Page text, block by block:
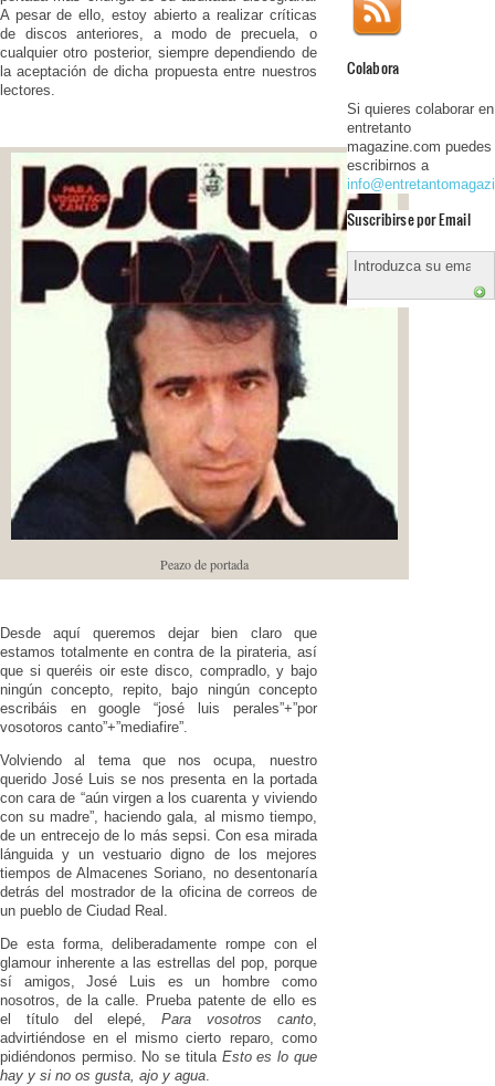
A pesar de ello, estoy abierto a realizar críticas
de discos anteriores, a modo de precuela, o
cualquier otro posterior, siempre dependiendo de
la aceptación de dicha propuesta entre nuestros
lectores.
Peazo de portada
Desde aquí queremos dejar bien claro que
estamos totalmente en contra de la pirateria, así
que si queréis oir este disco, compradlo, y bajo
ningún concepto, repito, bajo ningún concepto
escribáis en google “josé luis perales”+”por
vosotoros canto”+”mediafire”.
Volviendo al tema que nos ocupa, nuestro
querido José Luis se nos presenta en la portada
con cara de “aún virgen a los cuarenta y viviendo
con su madre”, haciendo gala, al mismo tiempo,
de un entrecejo de lo más sepsi. Con esa mirada
lánguida y un vestuario digno de los mejores
tiempos de Almacenes Soriano, no desentonaría
detrás del mostrador de la oficina de correos de
un pueblo de Ciudad Real.
De esta forma, deliberadamente rompe con el
glamour inherente a las estrellas del pop, porque
sí amigos, José Luis es un hombre como
nosotros, de la calle. Prueba patente de ello es
el título del elepé,Para vosotros canto,
advirtiéndose en el mismo cierto reparo, como
pidiéndonos permiso. No se titula Esto es lo que
hay y si no os gusta, ajo y agua.
Colabora
Si quieres colaborar en
entretanto
magazine.com puedes
escribirnos a
Suscribirse por Email